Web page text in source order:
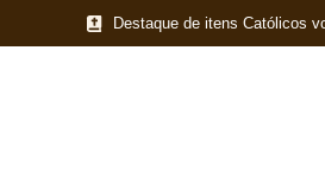
Destaque de itens Católicos